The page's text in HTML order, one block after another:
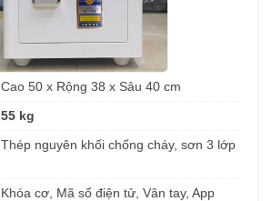
Cao 50 x Rộng 38 x Sâu 40 cm
55 kg
Thép nguyên khối chống cháy, sơn 3 lớp
Khóa cơ, Mã số điện tử, Vân tay, App